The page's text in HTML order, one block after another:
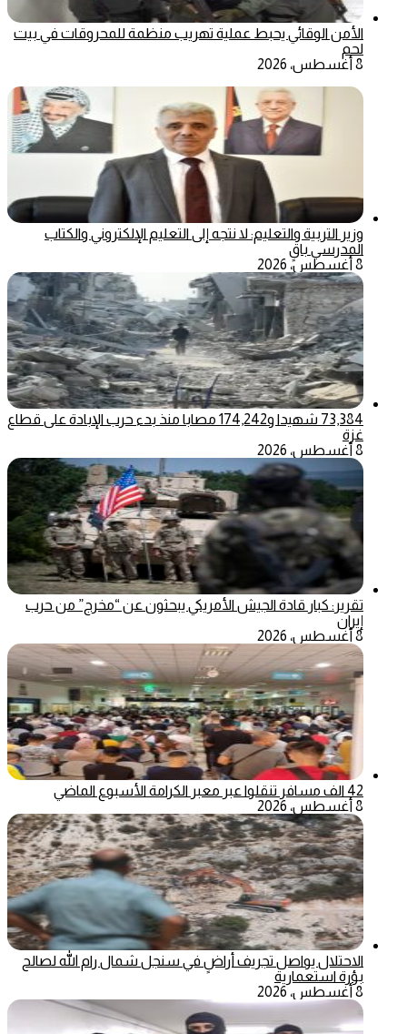
الأمن الوقائي يحبط عملية تهريب منظمة للمحروقات في بيت
لحم
8 أغسطس، 2026
وزير التربية والتعليم: لا نتجه إلى التعليم الإلكتروني والكتاب
المدرسي باقٍ
8 أغسطس، 2026
73,384 شهيدا و174,242 مصابا منذ بدء حرب الإبادة على قطاع
غزة
8 أغسطس، 2026
تقرير: كبار قادة الجيش الأمريكي يبحثون عن “مخرج” من حرب
إيران
8 أغسطس، 2026
42 الف مسافر تنقلوا عبر معبر الكرامة الأسبوع الماضي
8 أغسطس، 2026
الاحتلال يواصل تجريف أراضٍ في سنجل شمال رام الله لصالح
بؤرة استعمارية
8 أغسطس، 2026